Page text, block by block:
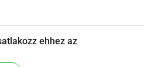
ehhez az